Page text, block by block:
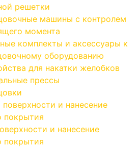
решетки
машины с контролем
момента
комплекты и аксессуары к
оборудованию
для накатки желобков
прессы
и нанесение
покрытия